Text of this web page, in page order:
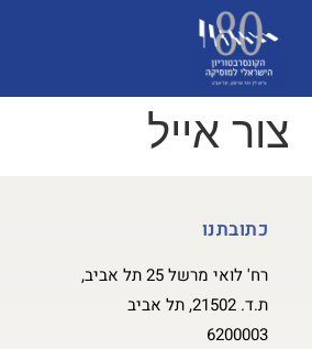
צור אייל
כתובתנו
רח' לואי מרשל 25 תל אביב,
ת.ד. 21502, תל אביב
6200003